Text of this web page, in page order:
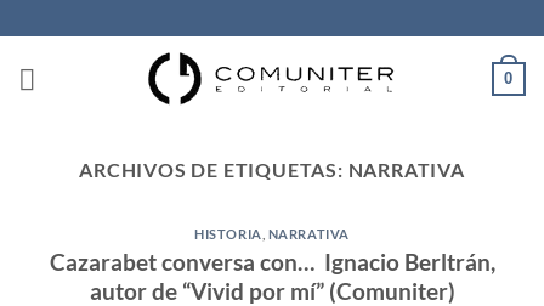
al
contenido
0
ARCHIVOS DE ETIQUETAS: NARRATIVA
HISTORIA NARRATIVA
Cazarabet conversa con… Ignacio Berltrán,
autor de “Vivid por mí” (Comuniter)